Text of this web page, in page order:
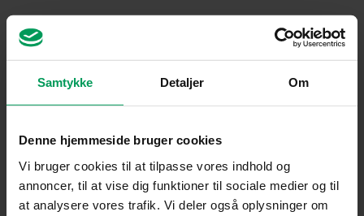
Samtykke Detaljer Om
Denne hjemmeside bruger cookies
Vi bruger cookies til at tilpasse vores indhold og
annoncer, til at vise dig funktioner til sociale medier og til
at analysere vores trafik. Vi deler også oplysninger om